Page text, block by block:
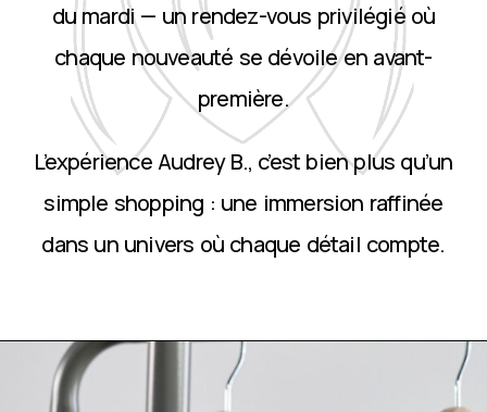
du mardi — un rendez-vous privilégié où
chaque nouveauté se dévoile en avant-
première.
L’expérience Audrey B., c’est bien plus qu’un
simple shopping : une immersion raffinée
dans un univers où chaque détail compte.